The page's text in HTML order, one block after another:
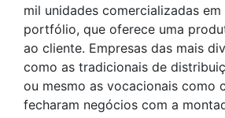
mil unidades comercializadas em
portfólio, que oferece uma
ao cliente. Empresas das mais
como as tradicionais de
ou mesmo as vocacionais como
fecharam negócios com a